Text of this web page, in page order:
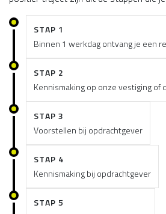
STAP 1
Binnen 1 werkdag ontvang je een
STAP 2
Kennismaking op onze vestiging of
STAP 3
Voorstellen bij opdrachtgever
STAP 4
Kennismaking bij opdrachtgever
STAP 5